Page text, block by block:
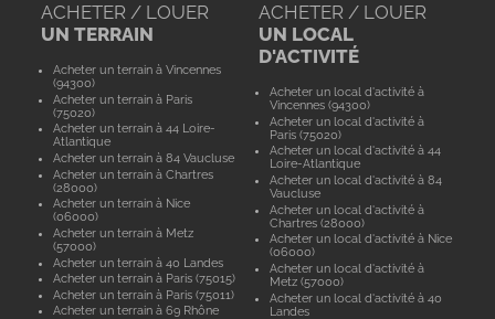
ACHETER / LOUER
UN TERRAIN
Acheter un terrain à Vincennes
(94300)
Acheter un terrain à Paris
(75020)
Acheter un terrain à 44 Loire-
Atlantique
Acheter un terrain à 84 Vaucluse
Acheter un terrain à Chartres
(28000)
Acheter un terrain à Nice
(06000)
Acheter un terrain à Metz
(57000)
Acheter un terrain à 40 Landes
Acheter un terrain à Paris (75015)
Acheter un terrain à Paris (75011)
Acheter un terrain à 69 Rhône
ACHETER / LOUER
UN LOCAL
D'ACTIVITÉ
Acheter un local d'activité à
Vincennes (94300)
Acheter un local d'activité à
Paris (75020)
Acheter un local d'activité à 44
Loire-Atlantique
Acheter un local d'activité à 84
Vaucluse
Acheter un local d'activité à
Chartres (28000)
Acheter un local d'activité à Nice
(06000)
Acheter un local d'activité à
Metz (57000)
Acheter un local d'activité à 40
Landes